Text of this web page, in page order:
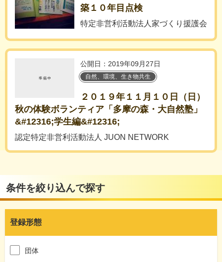
築１０年目点検
特定非営利活動法人家づくり援護会
公開日：2019年09月27日
自然、環境、生き物共生
２０１９年１１月１０日（日）
秋の体験ボランティア「多摩の森・大自然塾」
&#12316;学生編&#12316;
認定特定非営利活動法人 JUON NETWORK
条件を絞り込んで探す
登録形態
団体